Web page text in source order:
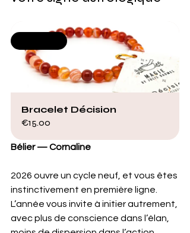
Bracelet Décision
€15.00
Bélier — Cornaline
2026 ouvre un cycle neuf, et vous êtes
instinctivement en première ligne.
L’année vous invite à initier autrement,
avec plus de conscience dans l’élan,